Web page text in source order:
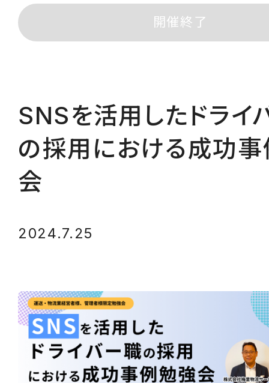
開催終了
SNSを活用したドライ
の採用における成功
会
2024.7.25